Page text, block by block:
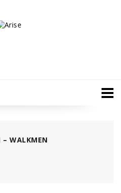
– WALKMEN